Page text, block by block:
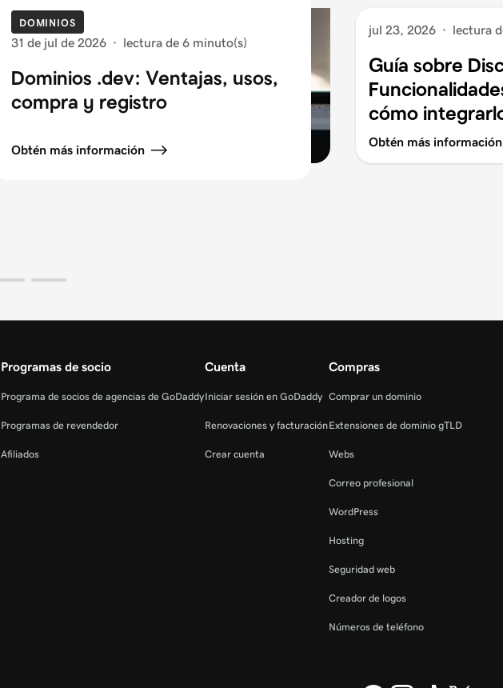
DOMINIOS
31 de jul de 2026 · lectura de 6 minuto(s)
Dominios .dev: Ventajas, usos,
compra y registro
Obtén más información
jul 23, 2026 · lectura
Guía sobre
cómo
Obtén más información
Programas de socio
Programa de socios de agencias de GoDaddy
Programas de revendedor
Afiliados
Cuenta
Iniciar sesión en GoDaddy
Renovaciones y facturación
Crear cuenta
Compras
Comprar un dominio
Extensiones de dominio gTLD
Webs
Correo profesional
WordPress
Hosting
Seguridad web
Creador de logos
Números de teléfono